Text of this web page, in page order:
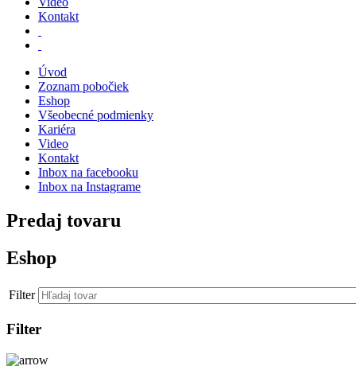
Kontakt
Úvod
Zoznam pobočiek
Eshop
Všeobecné podmienky
Kariéra
Video
Kontakt
Inbox na facebooku
Inbox na Instagrame
Predaj tovaru
Eshop
Filter
Filter